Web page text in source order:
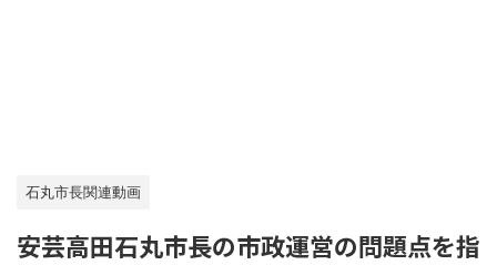
石丸市長関連動画
安芸高田石丸市長の市政運営の問題点を指